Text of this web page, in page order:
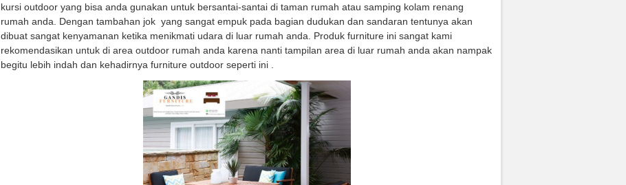
kursi outdoor yang bisa anda gunakan untuk bersantai-santai di taman rumah atau samping kolam renang
rumah anda. Dengan tambahan jok yang sangat empuk pada bagian dudukan dan sandaran tentunya akan
dibuat sangat kenyamanan ketika menikmati udara di luar rumah anda. Produk furniture ini sangat kami
rekomendasikan untuk di area outdoor rumah anda karena nanti tampilan area di luar rumah anda akan nampak
begitu lebih indah dan kehadirnya furniture outdoor seperti ini .